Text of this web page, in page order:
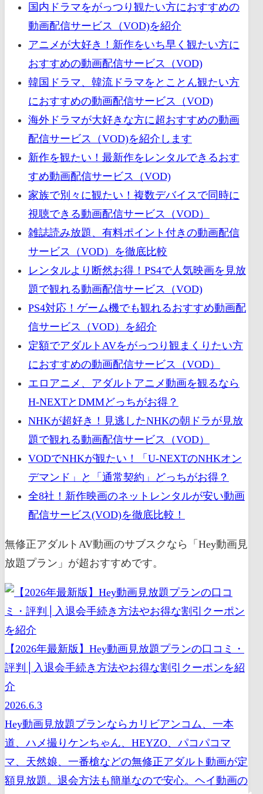
国内ドラマをがっつり観たい方におすすめの
動画配信サービス（VOD)を紹介
アニメが大好き！新作をいち早く観たい方に
おすすめの動画配信サービス（VOD)
韓国ドラマ、韓流ドラマをとことん観たい方
におすすめの動画配信サービス（VOD)
海外ドラマが大好きな方に超おすすめの動画
配信サービス（VOD)を紹介します
新作を観たい！最新作をレンタルできるおす
すめ動画配信サービス（VOD)
家族で別々に観たい！複数デバイスで同時に
視聴できる動画配信サービス（VOD）
雑誌読み放題、有料ポイント付きの動画配信
サービス（VOD）を徹底比較
レンタルより断然お得！PS4で人気映画を見放
題で観れる動画配信サービス（VOD)
PS4対応！ゲーム機でも観れるおすすめ動画配
信サービス（VOD）を紹介
定額でアダルトAVをがっつり観まくりたい方
におすすめの動画配信サービス（VOD）
エロアニメ、アダルトアニメ動画を観るなら
H-NEXTとDMMどっちがお得？
NHKが超好き！見逃したNHKの朝ドラが見放
題で観れる動画配信サービス（VOD）
VODでNHKが観たい！「U-NEXTのNHKオン
デマンド」と「通常契約」どっちがお得？
全8社！新作映画のネットレンタルが安い動画
配信サービス(VOD)を徹底比較！
無修正アダルトAV動画のサブスクなら「Hey動画見
放題プラン」が超おすすめです。
【2026年最新版】Hey動画見放題プランの口コミ・
評判│入退会手続き方法やお得な割引クーポンを紹
介
2026.6.3
Hey動画見放題プランならカリビアンコム、一本
道、ハメ撮りケンちゃん、HEYZO、パコパコマ
マ、天然娘、一番槍などの無修正アダルト動画が定
額見放題。退会方法も簡単なので安心。ヘイ動画の